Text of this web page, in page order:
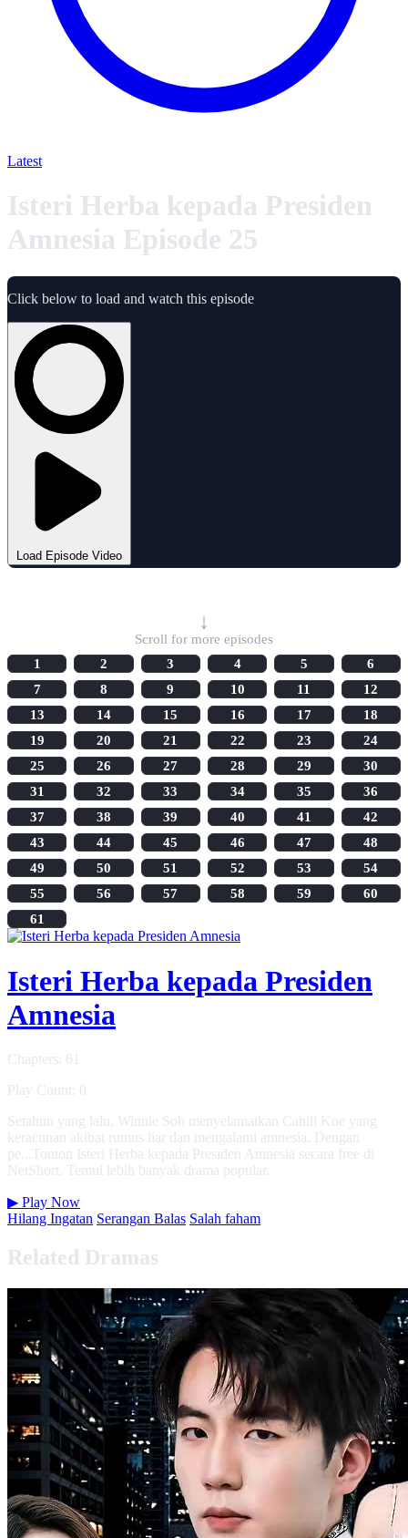
Latest
Isteri Herba kepada Presiden
Amnesia Episode 25
Click below to load and watch this episode
Load Episode Video
↓
Scroll for more episodes
1
2 3 4 5
6
7
8 9 10 11
12
13
14 15 16 17
18
19
20 21 22 23
24
25
26 27 28 29
30
31
32 33 34 35
36
37
38 39 40 41
42
43
44 45 46 47
48
49
50 51 52 53
54
55
56 57 58 59
60
61
Isteri Herba kepada Presiden
Amnesia
Chapters: 61
Play Count: 0
Setahun yang lalu, Winnie Soh menyelamatkan Cahill Koe yang
keracunan akibat rumus liar dan mengalami amnesia. Dengan
pe...Tonton Isteri Herba kepada Presiden Amnesia secara free di
NetShort. Temui lebih banyak drama popular.
▶ Play Now
Hilang Ingatan Serangan Balas Salah faham
Related Dramas